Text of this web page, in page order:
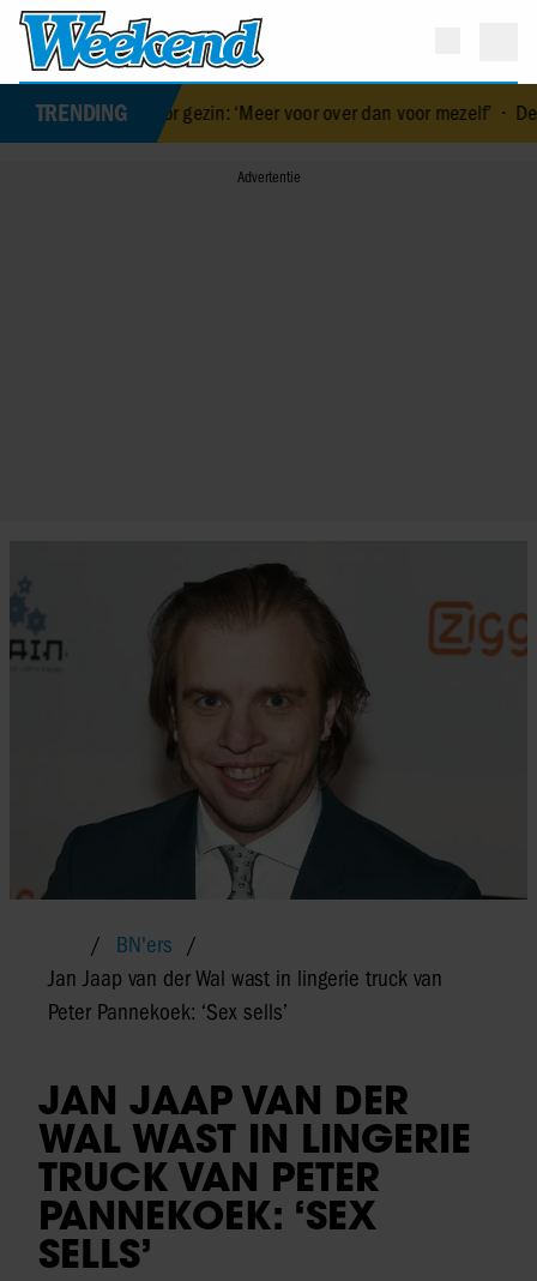
TRENDING
voor gezin: ‘Meer voor over dan voor mezelf’•De
BN'ers
Jan Jaap van der Wal wast in lingerie truck van
Peter Pannekoek: ‘Sex sells’
JAN JAAP VAN DER
WAL WAST IN LINGERIE
TRUCK VAN PETER
PANNEKOEK: ‘SEX
SELLS’